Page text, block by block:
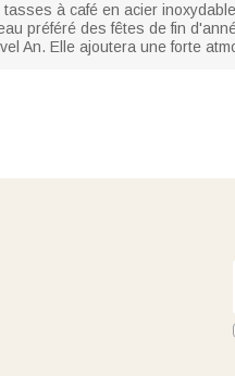
tasses à café en acier
préféré des fêtes de fin
An. Elle ajoutera une forte